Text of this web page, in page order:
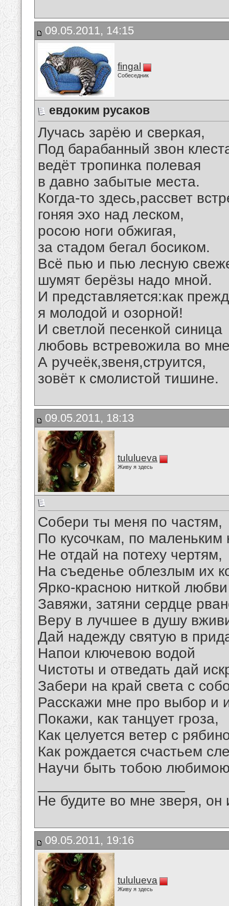
09.05.2011, 14:15
fingal
Собеседник
евдоким русаков
Лучась зарёю и сверкая,
Под барабанный звон
ведёт тропинка полевая
в давно забытые места.
Когда-то здесь,рассвет
гоняя эхо над леском,
росою ноги обжигая,
за стадом бегал босиком.
Всё пью и пью лесную
шумят берёзы надо мной.
И представляется:как
я молодой и озорной!
И светлой песенкой синица
любовь встревожила во
А ручеёк,звеня,струится,
зовёт к смолистой тишине.
09.05.2011, 18:13
tululueva
Живу я здесь
Собери ты меня по частям,
По кусочкам, по маленьким
Не отдай на потеху чертям,
На съеденье облезлым их
Ярко-красною ниткой любви
Завяжи, затяни сердце
Веру в лучшее в душу
Дай надежду святую в
Напои ключевою водой
Чистоты и отведать дай
Забери на край света с
Расскажи мне про выбор и
Покажи, как танцует гроза,
Как целуется ветер с
Как рождается счастьем
Научи быть тобою
Не будите во мне зверя, он
09.05.2011, 19:16
tululueva
Живу я здесь